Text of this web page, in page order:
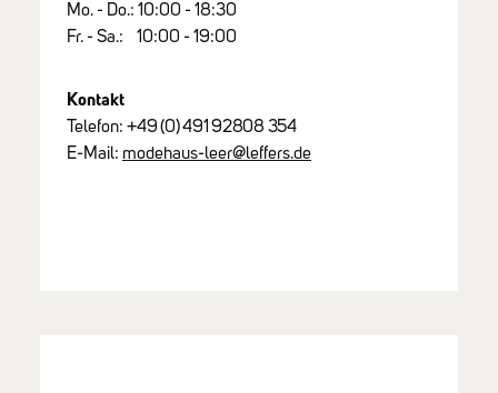
Mo. - Do.: 10:00 - 18:30
Fr. - Sa.: 10:00 - 19:00
Kontakt
Telefon: +49(0)491 92808 354
E-Mail: modehaus-leer@leffers.de